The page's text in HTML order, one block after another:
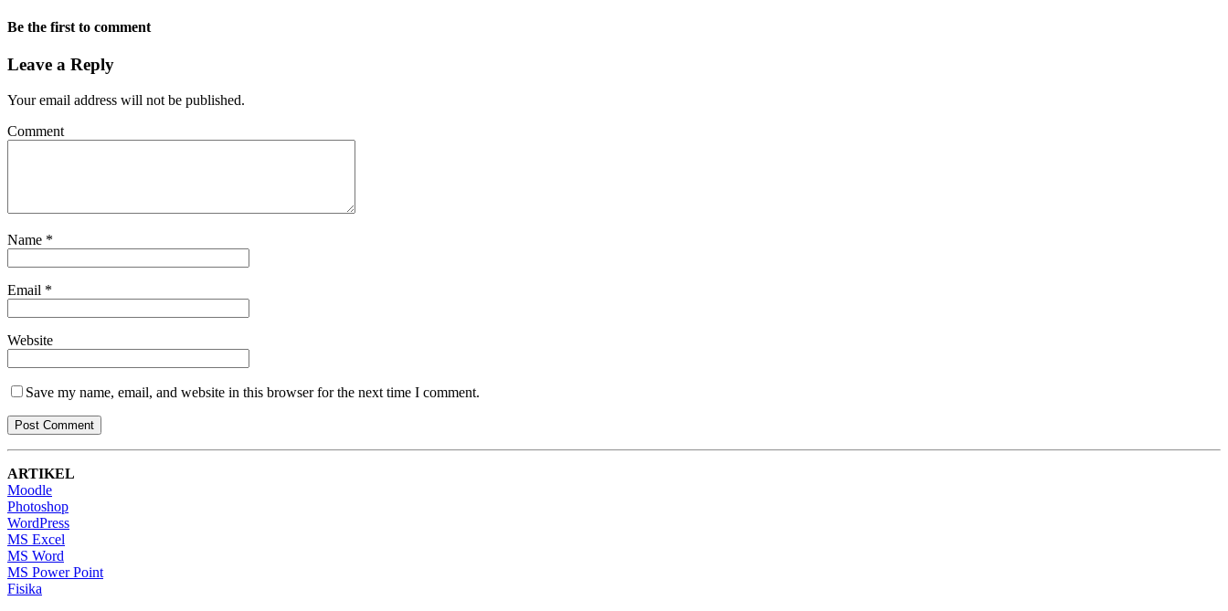
Be the first to comment
Leave a Reply
Your email address will not be published.
Comment
Name *
Email *
Website
Save my name, email, and website in this browser for the next time I comment.
ARTIKEL
Moodle
Photoshop
WordPress
MS Excel
MS Word
MS Power Point
Fisika